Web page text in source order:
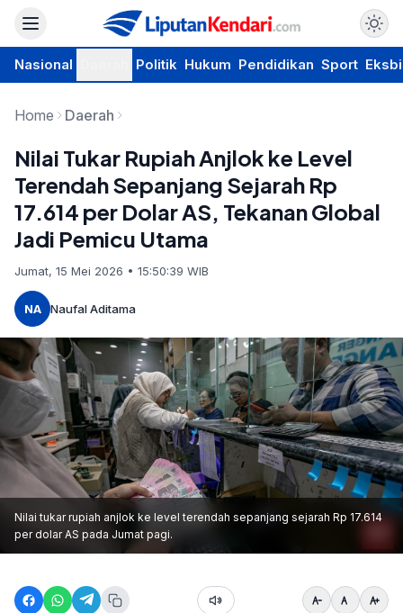
Nasional Politik Hukum Pendidikan Sport
Home Daerah
Nilai Tukar Rupiah Anjlok ke Level
Terendah Sepanjang Sejarah Rp
17.614 per Dolar AS, Tekanan Global
Jadi Pemicu Utama
Jumat, 15 Mei 2026 • 15:50:39 WIB
NA Naufal Aditama
Nilai tukar rupiah anjlok ke level terendah sepanjang sejarah Rp 17.614
per dolar AS pada Jumat pagi.